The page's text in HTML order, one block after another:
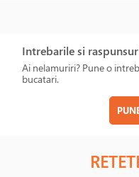
Intrebarile si
Ai nelamuriri? Pune o
bucatari.